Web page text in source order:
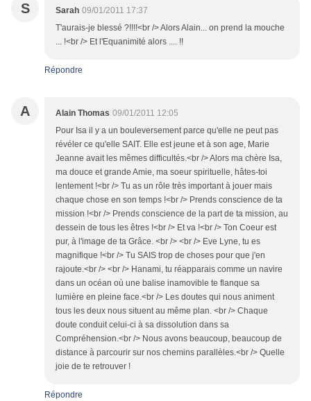
S Sarah 09/01/2011 17:37
T'aurais-je blessé ?!!!!<br /> Alors Alain... on prend la mouche
... !<br /> Et l'Equanimité alors .... !!
Répondre
A Alain Thomas 09/01/2011 12:05
Pour Isa il y a un bouleversement parce qu'elle ne peut pas
révéler ce qu'elle SAIT. Elle est jeune et à son age, Marie
Jeanne avait les mêmes difficultés.<br /> Alors ma chère Isa,
ma douce et grande Amie, ma soeur spirituelle, hâtes-toi
lentement !<br /> Tu as un rôle très important à jouer mais
chaque chose en son temps !<br /> Prends conscience de ta
mission !<br /> Prends conscience de la part de ta mission, au
dessein de tous les êtres !<br /> Et va !<br /> Ton Coeur est
pur, à l'image de ta Grâce. <br /> <br /> Eve Lyne, tu es
magnifique !<br /> Tu SAIS trop de choses pour que j'en
rajoute.<br /> <br /> Hanami, tu réapparais comme un navire
dans un océan où une balise inamovible te flanque sa
lumière en pleine face.<br /> Les doutes qui nous animent
tous les deux nous situent au même plan. <br /> Chaque
doute conduit celui-ci à sa dissolution dans sa
Compréhension.<br /> Nous avons beaucoup, beaucoup de
distance à parcourir sur nos chemins parallèles.<br /> Quelle
joie de te retrouver !
Répondre